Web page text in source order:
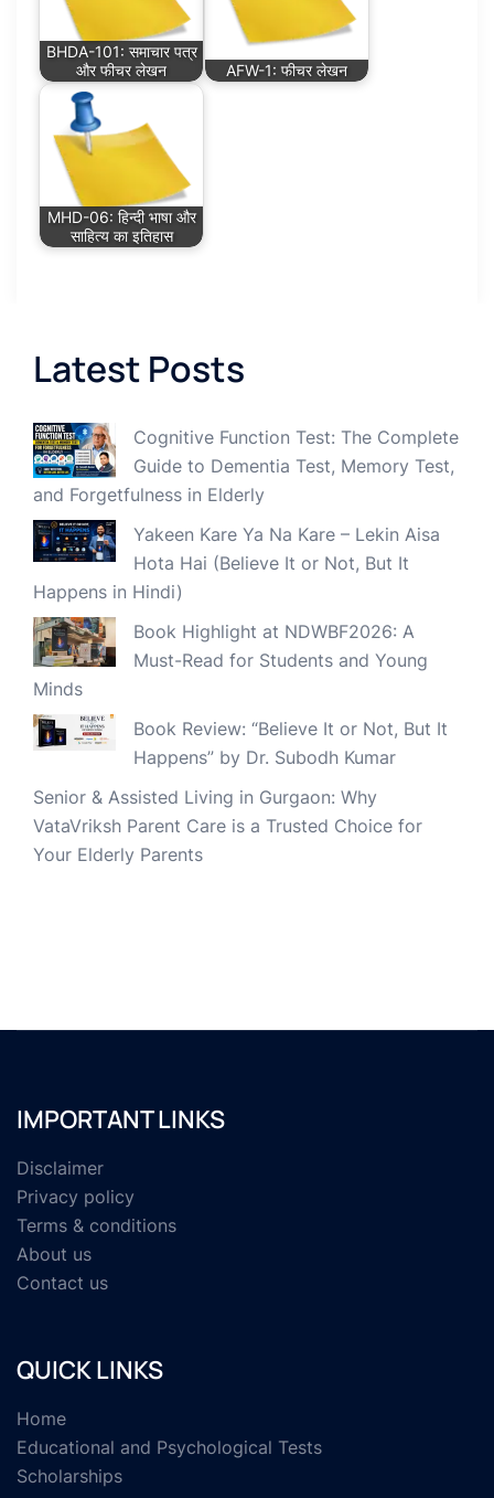
BHDA-101: समाचार पत्र
और फीचर लेखन
AFW-1: फीचर लेखन
MHD-06: हिन्दी भाषा और
साहित्य का इतिहास
Latest Posts
Cognitive Function Test: The Complete
Guide to Dementia Test, Memory Test,
and Forgetfulness in Elderly
Yakeen Kare Ya Na Kare – Lekin Aisa
Hota Hai (Believe It or Not, But It
Happens in Hindi)
Book Highlight at NDWBF2026: A
Must-Read for Students and Young
Minds
Book Review: “Believe It or Not, But It
Happens” by Dr. Subodh Kumar
Senior & Assisted Living in Gurgaon: Why
VataVriksh Parent Care is a Trusted Choice for
Your Elderly Parents
IMPORTANT LINKS
Disclaimer
Privacy policy
Terms & conditions
About us
Contact us
QUICK LINKS
Home
Educational and Psychological Tests
Scholarships